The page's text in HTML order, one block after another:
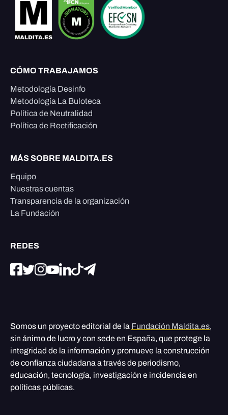
CÓMO TRABAJAMOS
Metodología Desinfo
Metodología La Buloteca
Política de Neutralidad
Política de Rectificación
MÁS SOBRE MALDITA.ES
Equipo
Nuestras cuentas
Transparencia de la organización
La Fundación
REDES
Somos un proyecto editorial de la Fundación Maldita.es,
sin ánimo de lucro y con sede en España, que protege la
integridad de la información y promueve la construcción
de confianza ciudadana a través de periodismo,
educación, tecnología, investigación e incidencia en
políticas públicas.